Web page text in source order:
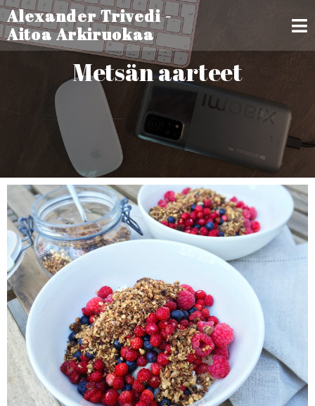
Alexander Trivedi -
Aitoa Arkiruokaa
Metsän aarteet